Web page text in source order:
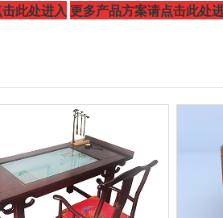
此处进入 更多产品方案请点击此处